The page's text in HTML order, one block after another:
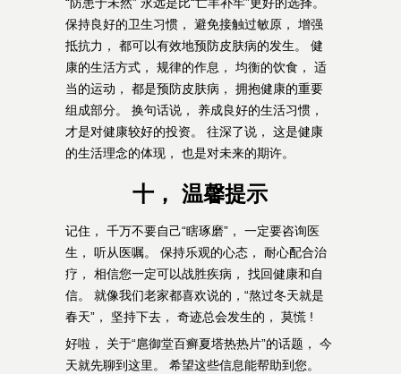
“防患于未然” 永远是比“亡羊补牢”更好的选择。
保持良好的卫生习惯， 避免接触过敏原， 增强
抵抗力， 都可以有效地预防皮肤病的发生。 健
康的生活方式， 规律的作息， 均衡的饮食， 适
当的运动， 都是预防皮肤病， 拥抱健康的重要
组成部分。 换句话说， 养成良好的生活习惯，
才是对健康较好的投资。 往深了说， 这是健康
的生活理念的体现， 也是对未来的期许。
十， 温馨提示
记住， 千万不要自己“瞎琢磨”， 一定要咨询医
生， 听从医嘱。 保持乐观的心态， 耐心配合治
疗， 相信您一定可以战胜疾病， 找回健康和自
信。 就像我们老家都喜欢说的，“熬过冬天就是
春天”， 坚持下去， 奇迹总会发生的， 莫慌 !
好啦， 关于“扈御堂百癣夏塔热热片”的话题， 今
天就先聊到这里。 希望这些信息能帮助到您。